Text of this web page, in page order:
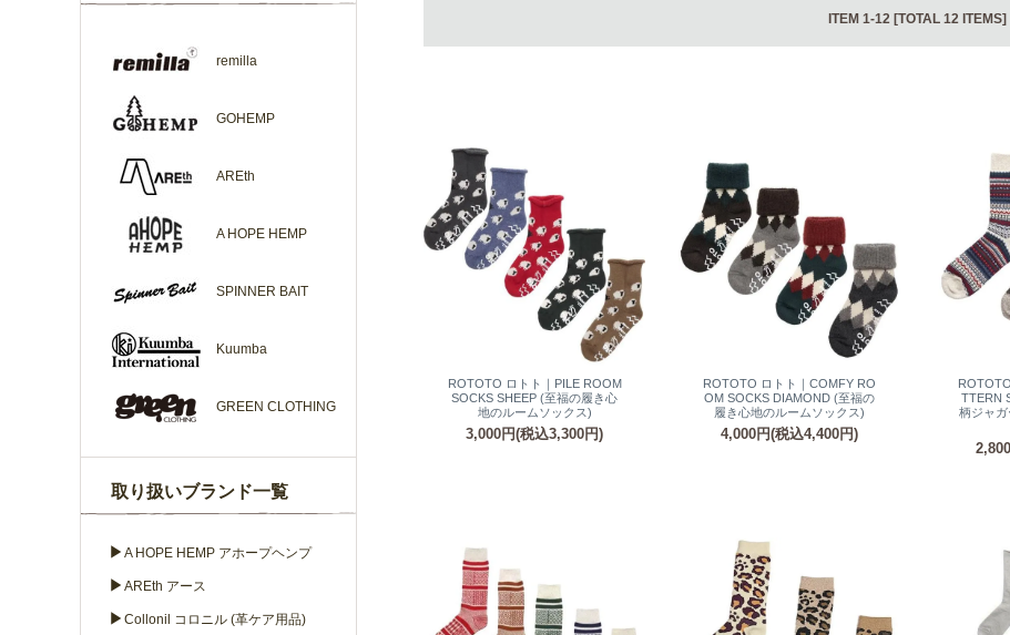
ITEM 1-12 [TOTAL 12 ITEMS]
ROTOTO ロトト｜PILE ROOM
SOCKS SHEEP (至福の履き心
地のルームソックス)
3,000円(税込3,300円)
ROTOTO ロトト｜COMFY RO
OM SOCKS DIAMOND (至福の
履き心地のルームソックス)
4,000円(税込4,400円)
TTERN
柄ジャガ
remilla
GOHEMP
AREth
A HOPE HEMP
SPINNER BAIT
Kuumba
GREEN CLOTHING
取り扱いブランド一覧
▶ A HOPE HEMP アホープヘンプ
▶ AREth アース
▶ Collonil コロニル (革ケア用品)